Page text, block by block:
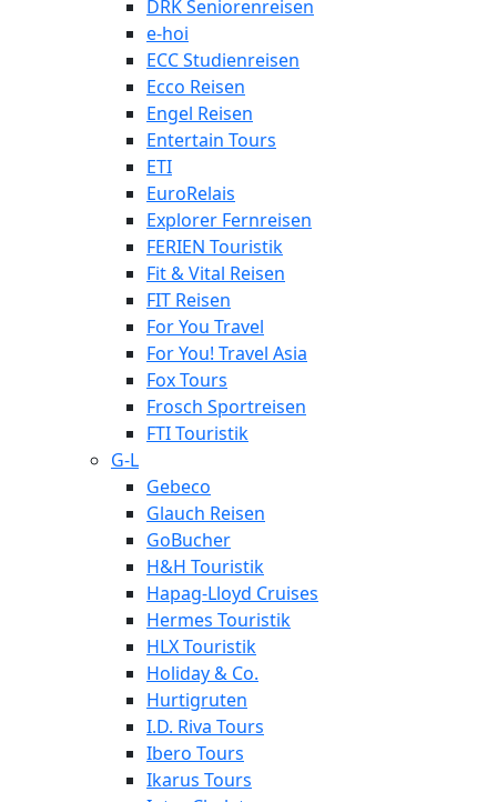
DRK Seniorenreisen
e-hoi
ECC Studienreisen
Ecco Reisen
Engel Reisen
Entertain Tours
ETI
EuroRelais
Explorer Fernreisen
FERIEN Touristik
Fit & Vital Reisen
FIT Reisen
For You Travel
For You! Travel Asia
Fox Tours
Frosch Sportreisen
FTI Touristik
G-L
Gebeco
Glauch Reisen
GoBucher
H&H Touristik
Hapag-Lloyd Cruises
Hermes Touristik
HLX Touristik
Holiday & Co.
Hurtigruten
I.D. Riva Tours
Ibero Tours
Ikarus Tours